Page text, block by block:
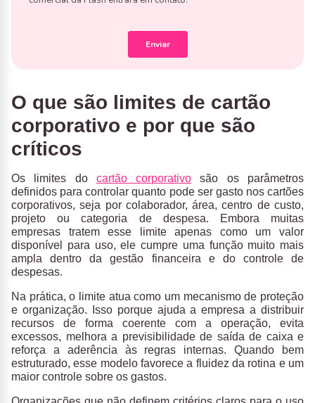
O que são limites de cartão
corporativo e por que são
críticos
Os limites do cartão corporativo são os parâmetros
definidos para controlar quanto pode ser gasto nos cartões
corporativos, seja por colaborador, área, centro de custo,
projeto ou categoria de despesa. Embora muitas
empresas tratem esse limite apenas como um valor
disponível para uso, ele cumpre uma função muito mais
ampla dentro da gestão financeira e do controle de
despesas.
Na prática, o limite atua como um mecanismo de proteção
e organização. Isso porque ajuda a empresa a distribuir
recursos de forma coerente com a operação, evita
excessos, melhora a previsibilidade de saída de caixa e
reforça a aderência às regras internas. Quando bem
estruturado, esse modelo favorece a fluidez da rotina e um
maior controle sobre os gastos.